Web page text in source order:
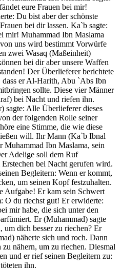
eure Frauen bei mir!
Du bist aber der schönste
bei dir lassen. Ka`b sagte:
mir! Muhammad Ibn Maslama
uns wird bestimmt Vorwürfe
zwei Wasaq (Maßeinheit)
bei dir aber unsere Waffen
Der Überlieferer berichtete
dass er Al-Harith, Abu `Abs Ibn
sollte. Diese vier Männer
bei Nacht und riefen ihn.
sagte: Alle Überlieferer dieses
der folgenden Rolle seiner
eine Stimme, die wie diese
will. Ihr Mann (Ka`b Ibnal
Muhammad Ibn Maslama, sein
Adelige soll dem Ruf
bei Nacht gerufen wird.
Begleitern: Wenn er kommt,
um seinen Kopf festzuhalten.
Aufgabe! Er kam sein Schwert
O du riechst gut! Er erwiderte:
mir habe, die sich unter den
Er (Muhammad) sagte
dich besser zu riechen? Er
näherte sich und roch. Dann
nähern, um zu riechen. Diesmal
und er rief seinen Begleitern zu:
ihn.